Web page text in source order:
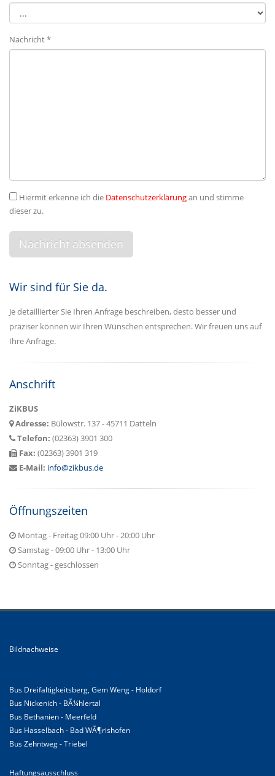
Nachricht *
Hiermit erkenne ich die Datenschutzerklärungan und stimme
dieser zu.
Wir sind für Sie da.
Je detaillierter Sie Ihren Anfrage beschreiben, desto besser und
präziser können wir Ihren Wünschen entsprechen. Wir freuen uns auf
Ihre Anfrage.
Anschrift
ZiKBUS
Adresse: Bülowstr. 137 - 45711 Datteln
Telefon: (02363) 3901 300
Fax: (02363) 3901 319
E-Mail: info@zikbus.de
Öffnungszeiten
Montag - Freitag 09:00 Uhr - 20:00 Uhr
Samstag - 09:00 Uhr - 13:00 Uhr
Sonntag - geschlossen
Bildnachweise
Bus Dreifaltigkeitsberg, Gem Weng - Holdorf
Bus Nickenich - BÃ¼hlertal
Bus Bethanien - Meerfeld
Bus Hasselbach - Bad WÃ¶rishofen
Bus Zehntweg - Triebel
Haftungsausschluss